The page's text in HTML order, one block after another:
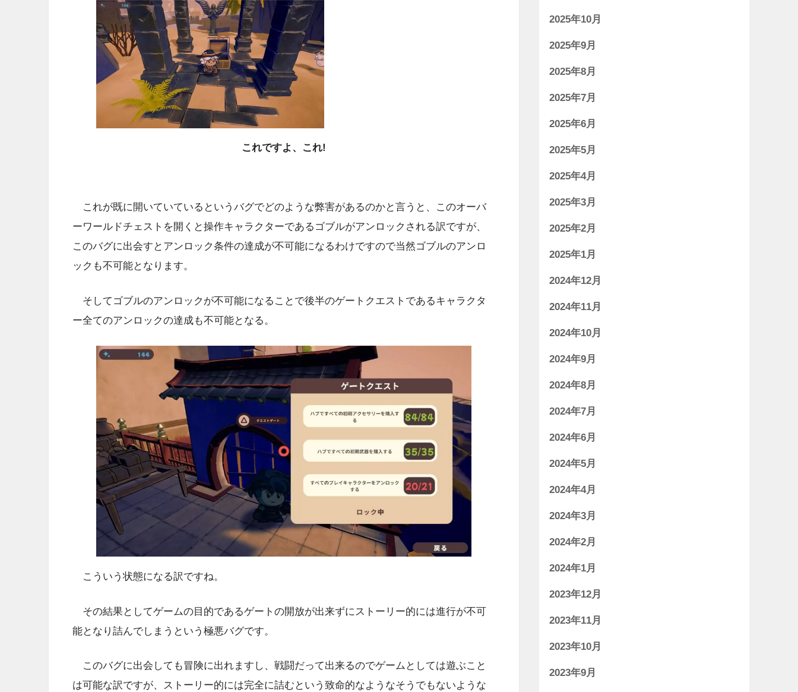
これですよ、これ!
これが既に開いていているというバグでどのような弊害があるのかと言うと、このオーバ
ーワールドチェストを開くと操作キャラクターであるゴブルがアンロックされる訳ですが、
このバグに出会すとアンロック条件の達成が不可能になるわけですので当然ゴブルのアンロ
ックも不可能となります。
そしてゴブルのアンロックが不可能になることで後半のゲートクエストであるキャラクタ
ー全てのアンロックの達成も不可能となる。
こういう状態になる訳ですね。
その結果としてゲームの目的であるゲートの開放が出来ずにストーリー的には進行が不可
能となり詰んでしまうという極悪バグです。
このバグに出会しても冒険に出れますし、戦闘だって出来るのでゲームとしては遊ぶこと
は可能な訳ですが、ストーリー的には完全に詰むという致命的なようなそうでもないような
2025年10月
2025年9月
2025年8月
2025年7月
2025年6月
2025年5月
2025年4月
2025年3月
2025年2月
2025年1月
2024年12月
2024年11月
2024年10月
2024年9月
2024年8月
2024年7月
2024年6月
2024年5月
2024年4月
2024年3月
2024年2月
2024年1月
2023年12月
2023年11月
2023年10月
2023年9月